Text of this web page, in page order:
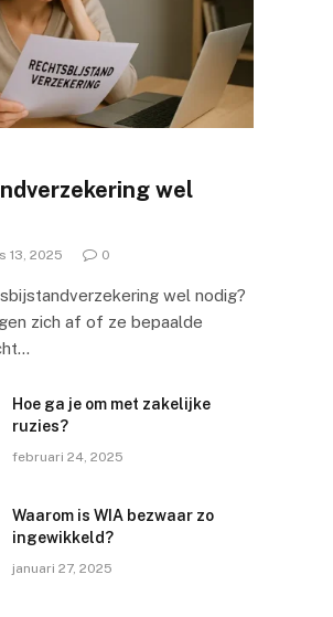
wel
13, 2025 0
wel nodig?
zich af of ze bepaalde
Hoe ga je om met zakelijke
ruzies?
februari 24, 2025
Waarom is WIA bezwaar zo
ingewikkeld?
januari 27, 2025